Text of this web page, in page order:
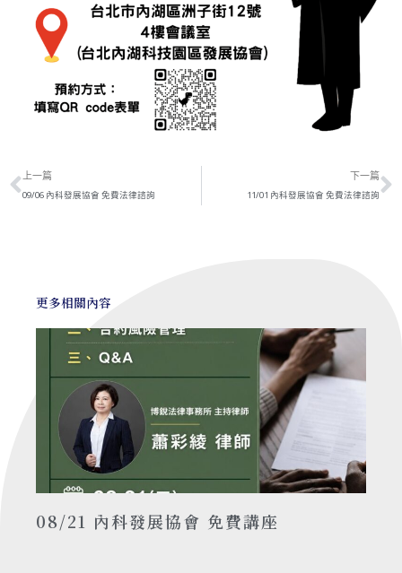
上一頁
上一篇
09/06 內科發展協會 免費法律諮詢
下一篇
11/01 內科發展協會 免費法律諮詢
更多相關內容
08/21 內科發展協會 免費講座